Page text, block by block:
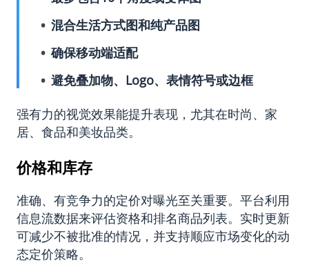
混合生活方式图和纯产品图
确保移动端适配
避免叠加物、Logo、表情符号或边框
强有力的视觉效果能提升表现，尤其在时尚、家
居、食品和美妆品类。
价格和库存
准确、有竞争力的定价对曝光至关重要。平台利用
信息流数据来评估资格和排名商品列表。实时更新
可减少不被批准的情况，并支持顺应市场变化的动
态定价策略。